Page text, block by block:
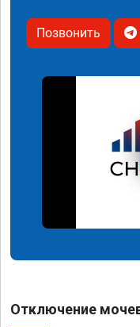
Позвонить
Отключение